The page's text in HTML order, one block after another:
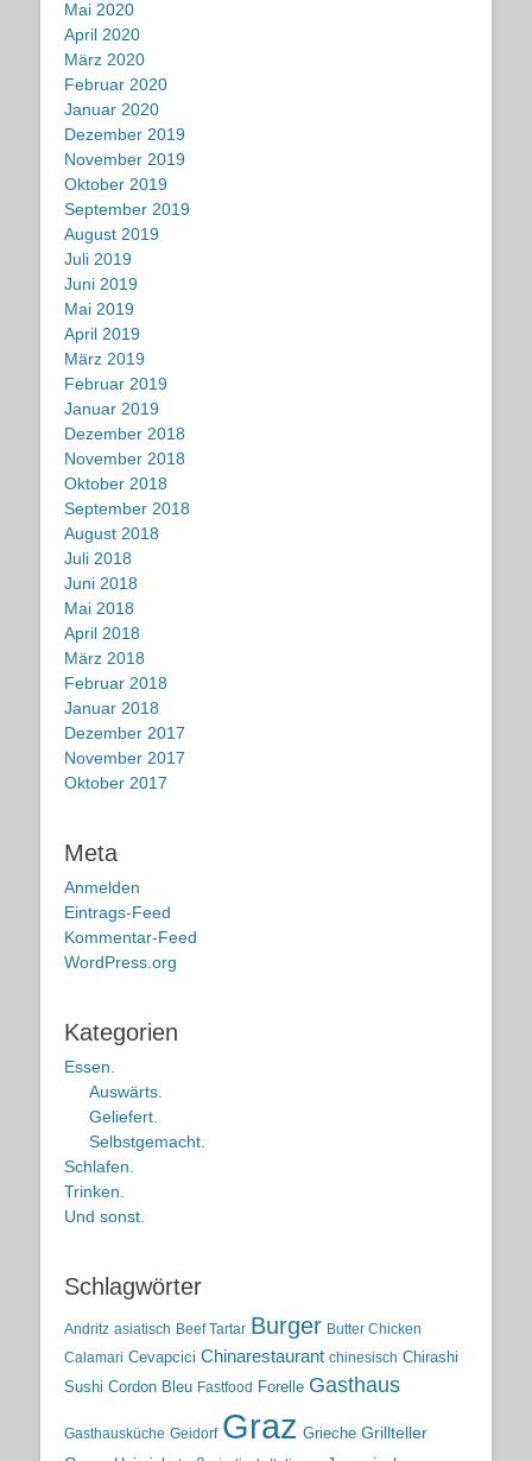
Mai 2020
April 2020
März 2020
Februar 2020
Januar 2020
Dezember 2019
November 2019
Oktober 2019
September 2019
August 2019
Juli 2019
Juni 2019
Mai 2019
April 2019
März 2019
Februar 2019
Januar 2019
Dezember 2018
November 2018
Oktober 2018
September 2018
August 2018
Juli 2018
Juni 2018
Mai 2018
April 2018
März 2018
Februar 2018
Januar 2018
Dezember 2017
November 2017
Oktober 2017
Meta
Anmelden
Eintrags-Feed
Kommentar-Feed
WordPress.org
Kategorien
Essen.
Auswärts.
Geliefert.
Selbstgemacht.
Schlafen.
Trinken.
Und sonst.
Schlagwörter
Andritz asiatisch Beef Tartar Burger Butter Chicken
Calamari Cevapcici Chinarestaurant chinesisch Chirashi
Sushi Cordon Bleu Fastfood Forelle Gasthaus
Gasthausküche Geidorf Graz Grieche Grillteller